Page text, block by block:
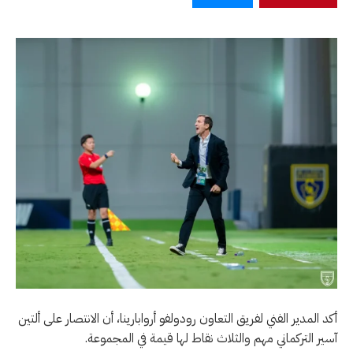
أكد المدير الفني لفريق التعاون رودولفو أروابارينا، أن الانتصار على ألتين
آسير التركماني مهم والثلاث نقاط لها قيمة في المجموعة.